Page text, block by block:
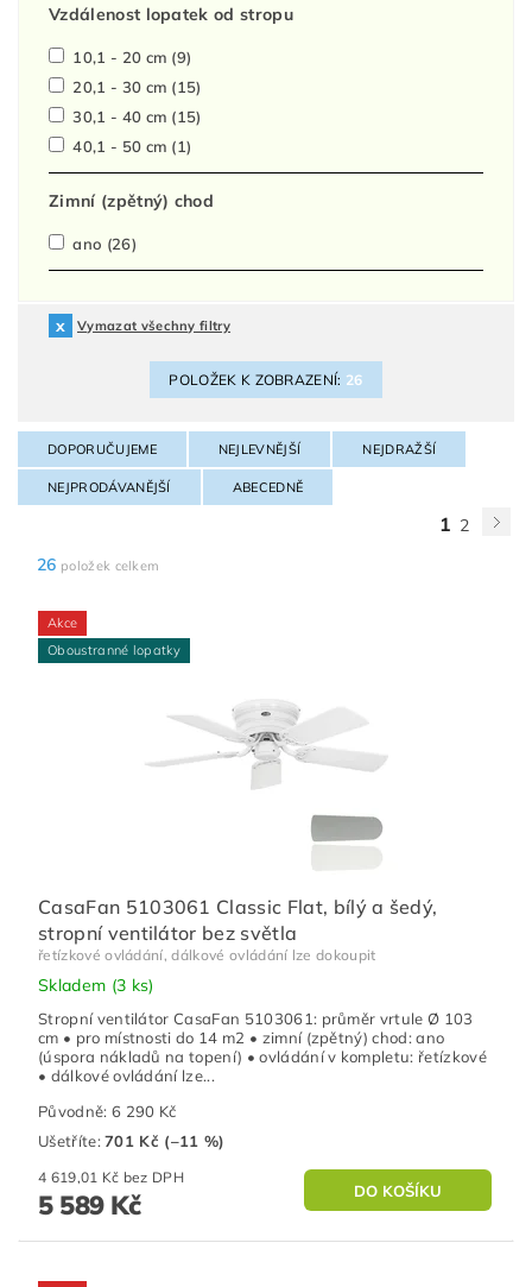
Vzdálenost lopatek od stropu
10,1 - 20 cm (9)
20,1 - 30 cm (15)
30,1 - 40 cm (15)
40,1 - 50 cm (1)
Zimní (zpětný) chod
ano (26)
Vymazat všechny filtry
POLOŽEK K ZOBRAZENÍ: 26
DOPORUČUJEME NEJLEVNĚJŠÍ NEJDRAŽŠÍ
NEJPRODÁVANĚJŠÍ ABECEDNĚ
1 2
26 položek celkem
Akce
Oboustranné lopatky
CasaFan 5103061 Classic Flat, bílý a šedý,
stropní ventilátor bez světla
řetízkové ovládání, dálkové ovládání lze dokoupit
Skladem (3 ks)
Stropní ventilátor CasaFan 5103061: průměr vrtule Ø 103
cm • pro místnosti do 14 m2 • zimní (zpětný) chod: ano
(úspora nákladů na topení) • ovládání v kompletu: řetízkové
• dálkové ovládání lze...
Původně: 6 290 Kč
Ušetříte:701 Kč (–11 %)
4 619,01 Kč bez DPH
5 589 Kč